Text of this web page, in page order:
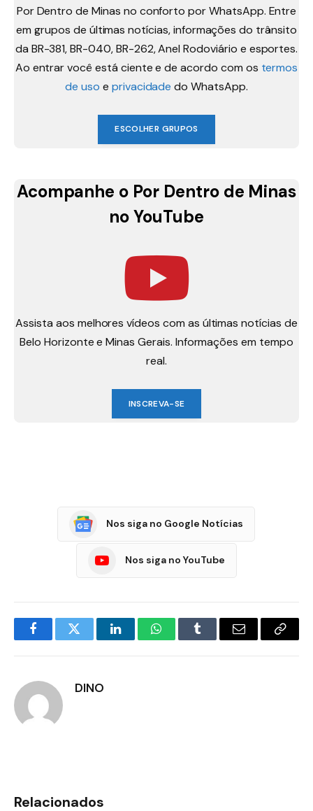
Por Dentro de Minas no conforto por WhatsApp. Entre
em grupos de últimas notícias, informações do trânsito
da BR-381, BR-040, BR-262, Anel Rodoviário e esportes.
Ao entrar você está ciente e de acordo com os termos
de uso e privacidade do WhatsApp.
ESCOLHER GRUPOS
Acompanhe o Por Dentro de Minas
no YouTube
Assista aos melhores vídeos com as últimas notícias de
Belo Horizonte e Minas Gerais. Informações em tempo
real.
INSCREVA-SE
Nos siga no Google Notícias
Nos siga no YouTube
FacebookTwitter LinkedInWhatsAppTumblr E-
Copiar
DINO
Relacionados